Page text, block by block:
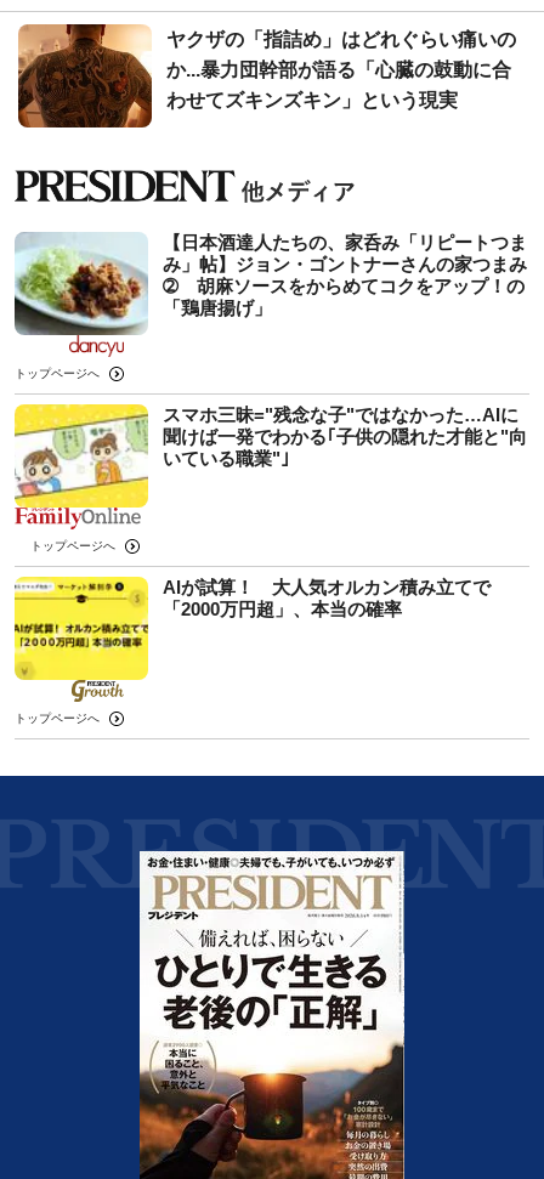
ヤクザの「指詰め」はどれぐらい痛いの
か...暴力団幹部が語る「心臓の鼓動に合
わせてズキンズキン」という現実
【日本酒達人たちの、家呑み「リピートつま
み」帖】ジョン・ゴントナーさんの家つまみ
➁ 胡麻ソースをからめてコクをアップ！の
「鶏唐揚げ」
トップページへ
スマホ三昧="残念な子"ではなかった…AIに
聞けば一発でわかる｢子供の隠れた才能と"向
いている職業"｣
トップページへ
AIが試算！ 大人気オルカン積み立てで
「2000万円超」、本当の確率
トップページへ